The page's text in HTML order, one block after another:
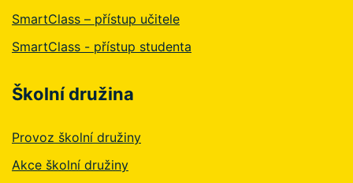
SmartClass – přístup učitele
SmartClass - přístup studenta
Školní družina
Provoz školní družiny
Akce školní družiny